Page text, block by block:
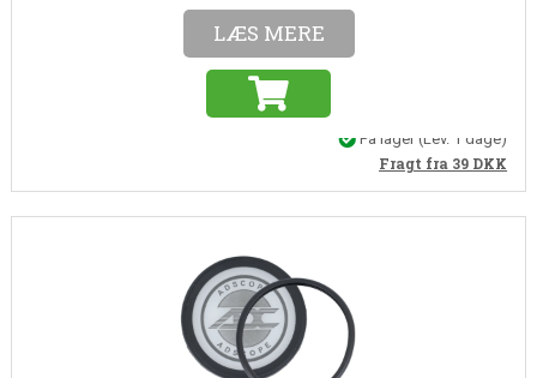
LÆS MERE
På lager(Lev. 1 dage)
Fragt fra 39 DKK